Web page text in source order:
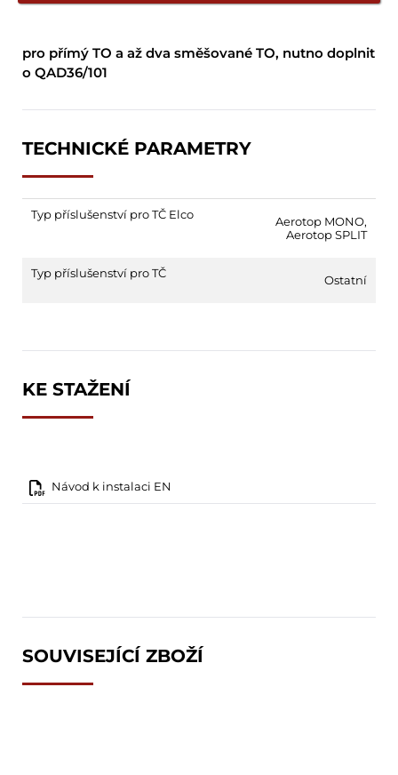
pro přímý TO a až dva směšované TO, nutno doplnit
o QAD36/101
TECHNICKÉ PARAMETRY
Typ příslušenství pro TČ Elco Aerotop MONO,
Aerotop SPLIT
Typ příslušenství pro TČ Ostatní
KE STAŽENÍ
Návod k instalaci EN
SOUVISEJÍCÍ ZBOŽÍ